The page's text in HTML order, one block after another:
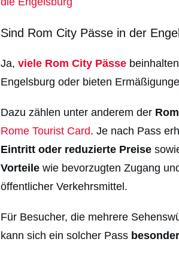
Sind Rom City Pässe in der
Ja, viele Rom City Pässe
Engelsburg oder bieten
Dazu zählen unter anderem der
Rome Tourist Card. Je nach Pass
Eintritt oder reduzierte Preise
Vorteile wie bevorzugten Zugang
öffentlicher Verkehrsmittel.
Für Besucher, die mehrere
kann sich ein solcher Pass